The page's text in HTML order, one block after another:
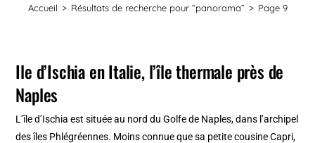
Accueil > Résultats de recherche pour“panorama” > Page 9
Ile d’Ischia en Italie, l’île thermale près de
Naples
L’île d’Ischia est située au nord du Golfe de Naples, dans l’archipel
des îles Phlégréennes. Moins connue que sa petite cousine Capri,